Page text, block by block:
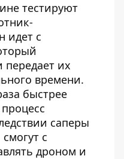
тестируют
идет с
передает их
времени.
быстрее
саперы
с
дроном и